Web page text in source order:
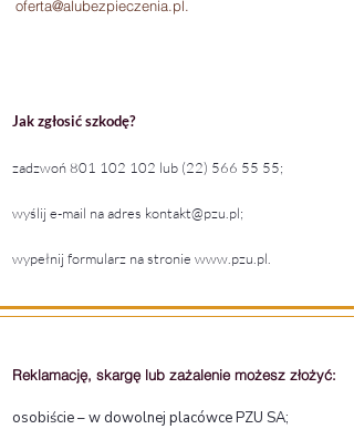
oferta@alubezpieczenia.pl
Jak zgłosić szkodę?
zadzwoń801 102 102 lub (22) 566 55 55;
wyślij e-mail na adres kontakt@pzu.pl;
wypełnij formularz na stronie www.pzu.pl
Reklamację, skargę lub zażalenie możesz złożyć:
osobiście – w dowolnej placówce PZU SA;